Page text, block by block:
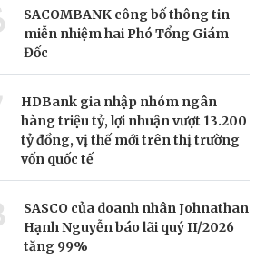
SACOMBANK công bố thông tin
miễn nhiệm hai Phó Tổng Giám
Đốc
HDBank gia nhập nhóm ngân
hàng triệu tỷ, lợi nhuận vượt 13.200
tỷ đồng, vị thế mới trên thị trường
vốn quốc tế
SASCO của doanh nhân Johnathan
Hạnh Nguyễn báo lãi quý II/2026
tăng 99%